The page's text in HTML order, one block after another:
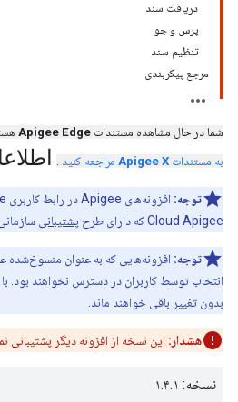
دریافت سند
پرس و جو
تنظیم سند
مرجع پیکربندی
شما در حال مشاهده مستندات Apigee Edge
به مستندات Apigee X مراجعه کنید .
توجه:
Cloud Apigee که دارای طرح
پشتیبانی
توجه: افزونه‌هایی که به عنوان منسوخ‌شده
انتخاب توسط کاربران در دسترس نخواهند بود.
بدون تغییر باقی خواهند ماند.
هشدار: این نسخه از افزونه دیگر
نسخه: ۱.۴.۱